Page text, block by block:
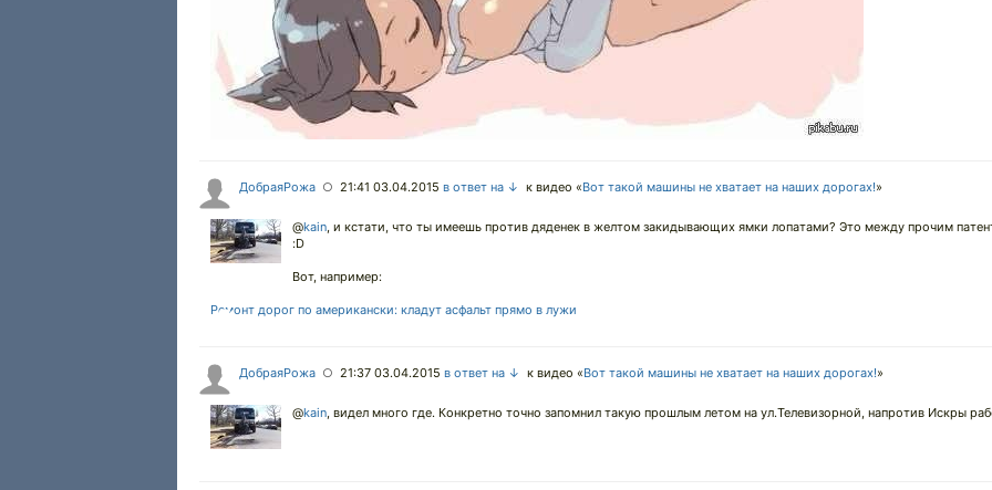
ДобраяРожа ○ 21:41 03.04.2015 в ответ на ↓ к видео «Вот такой машины не хватает на наших дорогах!»
@kain, и кстати, что ты имеешь против дяденек в желтом закидывающих ямки лопатами? Это между прочим
:D
Вот, например:
Ремонт дорог по американски: кладут асфальт прямо в лужи
ДобраяРожа ○ 21:37 03.04.2015 в ответ на ↓ к видео «Вот такой машины не хватает на наших дорогах!»
@kain, видел много где. Конкретно точно запомнил такую прошлым летом на ул.Телевизорной, напротив Искры